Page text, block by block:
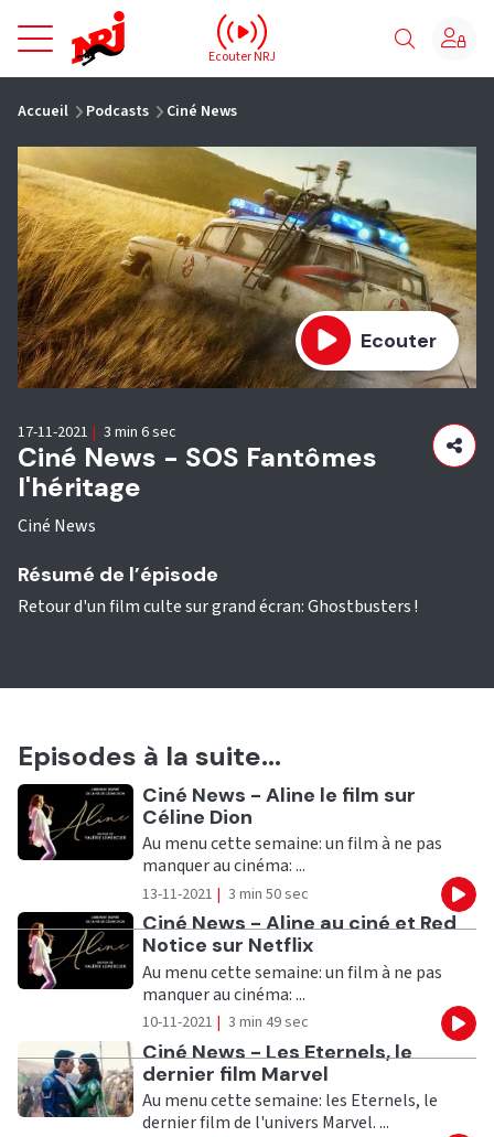
NRJ - Accueil
Ecouter NRJ
Accueil Podcasts Ciné News
Ecouter
Ciné News - SOS Fantômes
l'héritage
Ciné News
17-11-2021 | 3 min 6 sec
Résumé de l’épisode
Retour d'un film culte sur grand écran: Ghostbusters !
Episodes à la suite...
Ecouter
Ciné News - Aline le film sur
Céline Dion
Au menu cette semaine: un film à ne pas
manquer au cinéma: ...
13-11-2021 | 3 min 50 sec
Ecouter
Ciné News - Aline au ciné et Red
Notice sur Netflix
Au menu cette semaine: un film à ne pas
manquer au cinéma: ...
10-11-2021 | 3 min 49 sec
Ecouter
Ciné News - Les Eternels, le
dernier film Marvel
Au menu cette semaine: les Eternels, le
dernier film de l'univers Marvel. ...